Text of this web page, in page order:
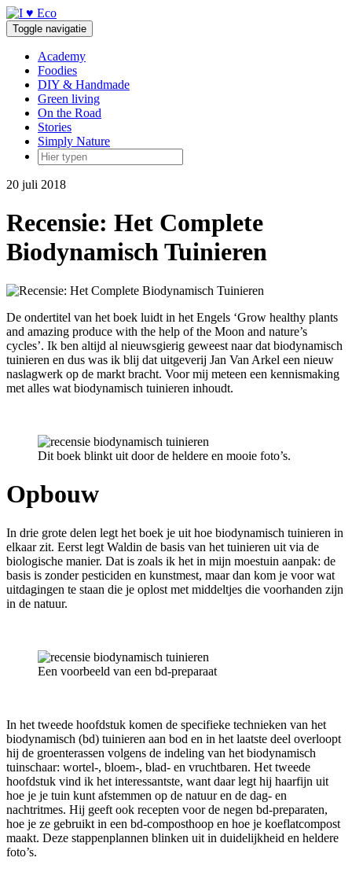
Doorgaan
naar
inhoud
Toggle navigatie
Academy
Foodies
DIY & Handmade
Green living
On the Road
Stories
Simply Nature
20 juli 2018
Recensie: Het Complete
Biodynamisch Tuinieren
De ondertitel van het boek luidt in het Engels ‘Grow healthy plants
and amazing produce with the help of the Moon and nature’s
cycles’. Ik ben altijd al nieuwsgierig geweest naar dat biodynamisch
tuinieren en dus was ik blij dat uitgeverij Jan Van Arkel een nieuw
naslagwerk op de markt bracht. Voor mij meteen een kennismaking
met alles wat biodynamisch tuinieren inhoudt.
Dit boek blinkt uit door de heldere en mooie foto’s.
Opbouw
In drie grote delen legt het boek je uit hoe biodynamisch tuinieren in
elkaar zit. Eerst legt Waldin de basis van het tuinieren uit via de
biologische manier. Dat is zoals ik het in mijn moestuin aanpak: de
basis is zonder pesticiden en kunstmest, maar dan kom je voor wat
uitdagingen te staan die je oplost met middeltjes die voorhanden zijn
in de natuur.
Een voorbeeld van een bd-preparaat
In het tweede hoofdstuk komen de specifieke technieken van het
biodynamisch (bd) tuinieren aan bod en in het laatste deel overloopt
hij de groenterassen volgens de indeling van het biodynamisch
tuinschaar: wortel-, bloem-, blad- en vruchtbaren. Het tweede
hoofdstuk vind ik het interessantste, want daar legt hij haarfijn uit
hoe je je tuin kunt afstemmen op de natuur en de dag- en
nachtritmes. Hij geeft ook recepten voor de negen bd-preparaten,
hoe je ze gebruikt in een bd-composthoop en hoe je koeflatcompost
maakt. Deze stappenplannen blinken uit in duidelijkheid en heldere
foto’s.